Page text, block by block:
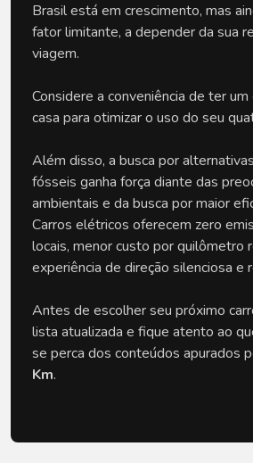
Brasil está em crescimento, mas
fator limitante, a depender da sua
viagem.
Considere a conveniência de ter
casa para otimizar o uso do seu
Além disso, a busca por
fósseis ganha força diante das
ambientais e da busca por maior
Carros elétricos oferecem zero
locais, menor custo por quilômetro
experiência de direção silenciosa e
Antes de escolher seu próximo
lista atualizada e fique atento ao
se perca dos conteúdos apurados
Km.